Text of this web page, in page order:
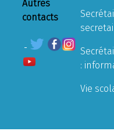
Autres
contacts
:
Vie